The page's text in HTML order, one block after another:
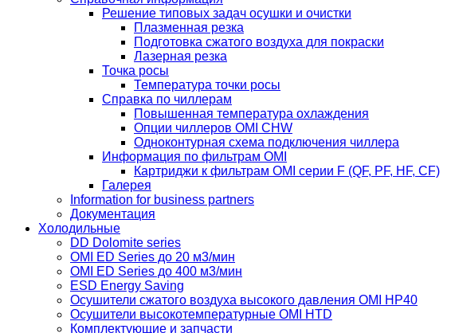
Решение типовых задач осушки и очистки
Плазменная резка
Подготовка сжатого воздуха для покраски
Лазерная резка
Точка росы
Температура точки росы
Справка по чиллерам
Повышенная температура охлаждения
Опции чиллеров OMI CHW
Одноконтурная схема подключения чиллера
Информация по фильтрам OMI
Картриджи к фильтрам OMI серии F (QF, PF, HF, CF)
Галерея
Information for business partners
Документация
Холодильные
DD Dolomite series
OMI ED Series до 20 м3/мин
OMI ED Series до 400 м3/мин
ESD Energy Saving
Осушители сжатого воздуха высокого давления OMI HP40
Осушители высокотемпературные OMI HTD
Комплектующие и запчасти